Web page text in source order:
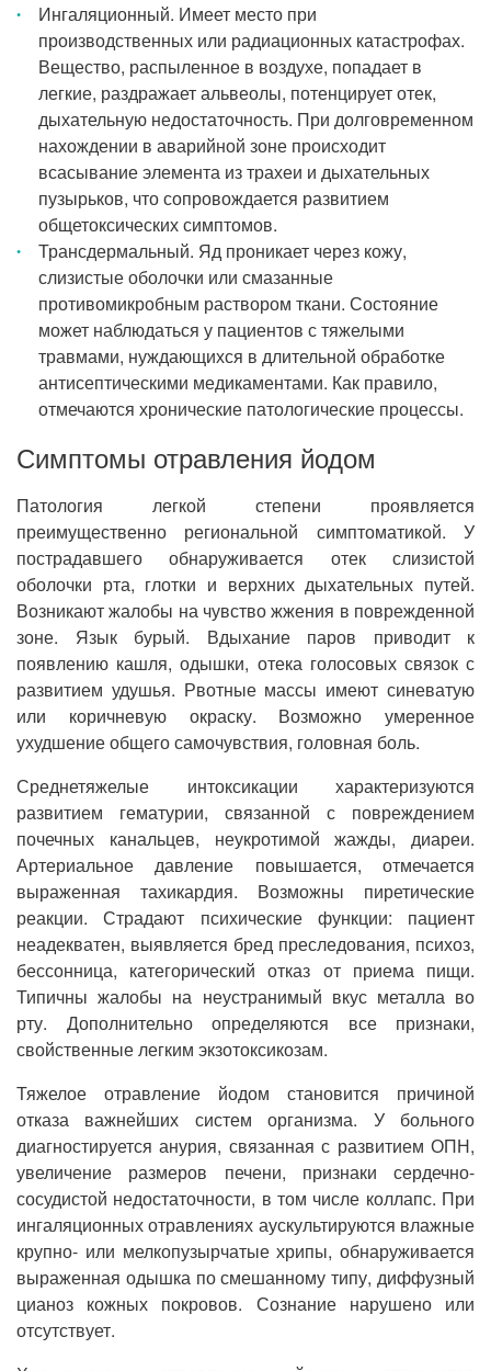
Ингаляционный. Имеет место при
производственных или радиационных катастрофах.
Вещество, распыленное в воздухе, попадает в
легкие, раздражает альвеолы, потенцирует отек,
дыхательную недостаточность. При долговременном
нахождении в аварийной зоне происходит
всасывание элемента из трахеи и дыхательных
пузырьков, что сопровождается развитием
общетоксических симптомов.
Трансдермальный. Яд проникает через кожу,
слизистые оболочки или смазанные
противомикробным раствором ткани. Состояние
может наблюдаться у пациентов с тяжелыми
травмами, нуждающихся в длительной обработке
антисептическими медикаментами. Как правило,
отмечаются хронические патологические процессы.
Симптомы отравления йодом
Патология легкой степени проявляется
преимущественно региональной симптоматикой. У
пострадавшего обнаруживается отек слизистой
оболочки рта, глотки и верхних дыхательных путей.
Возникают жалобы на чувство жжения в поврежденной
зоне. Язык бурый. Вдыхание паров приводит к
появлению кашля, одышки, отека голосовых связок с
развитием удушья. Рвотные массы имеют синеватую
или коричневую окраску. Возможно умеренное
ухудшение общего самочувствия, головная боль.
Среднетяжелые интоксикации характеризуются
развитием гематурии, связанной с повреждением
почечных канальцев, неукротимой жажды, диареи.
Артериальное давление повышается, отмечается
выраженная тахикардия. Возможны пиретические
реакции. Страдают психические функции: пациент
неадекватен, выявляется бред преследования, психоз,
бессонница, категорический отказ от приема пищи.
Типичны жалобы на неустранимый вкус металла во
рту. Дополнительно определяются все признаки,
свойственные легким экзотоксикозам.
Тяжелое отравление йодом становится причиной
отказа важнейших систем организма. У больного
диагностируется анурия, связанная с развитием ОПН,
увеличение размеров печени, признаки сердечно-
сосудистой недостаточности, в том числе коллапс. При
ингаляционных отравлениях аускультируются влажные
крупно- или мелкопузырчатые хрипы, обнаруживается
выраженная одышка по смешанному типу, диффузный
цианоз кожных покровов. Сознание нарушено или
отсутствует.